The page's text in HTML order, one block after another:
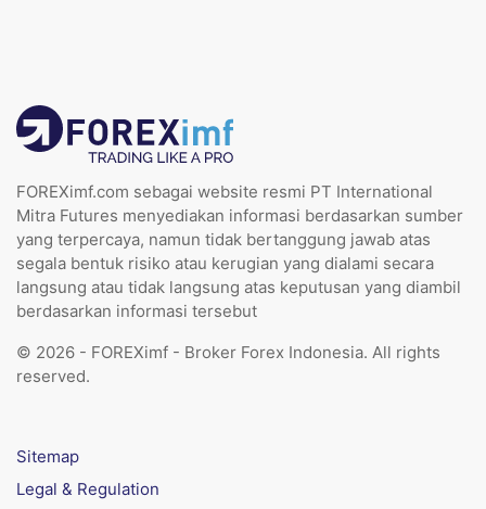
FOREXimf.com sebagai website resmi PT International
Mitra Futures menyediakan informasi berdasarkan sumber
yang terpercaya, namun tidak bertanggung jawab atas
segala bentuk risiko atau kerugian yang dialami secara
langsung atau tidak langsung atas keputusan yang diambil
berdasarkan informasi tersebut
© 2026 - FOREXimf - Broker Forex Indonesia. All rights
reserved.
Sitemap
Legal & Regulation